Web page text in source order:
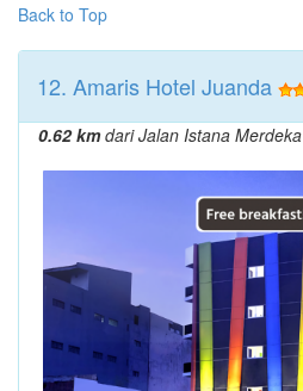
Back to Top
12. Amaris Hotel Juanda
0.62 kmdari Jalan Istana Merdeka